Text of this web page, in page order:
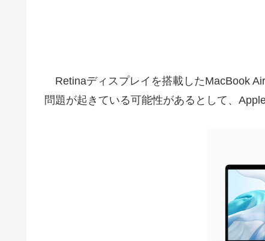
Retinaディスプレイを搭載したMacBook
問題が起きている可能性があるとして、